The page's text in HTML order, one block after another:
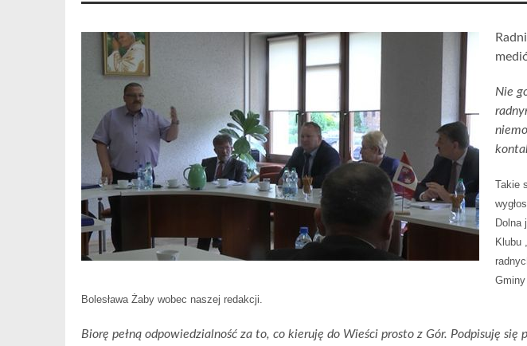
Nie
Takie
Dolna
Klubu
Bolesława Żaby wobec naszej redakcji.
Biorę pełną odpowiedzialność za to, co kieruję do Wieści prosto z Gór. Podpisuję